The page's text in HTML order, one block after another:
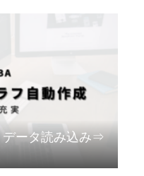
データ読み込み⇒